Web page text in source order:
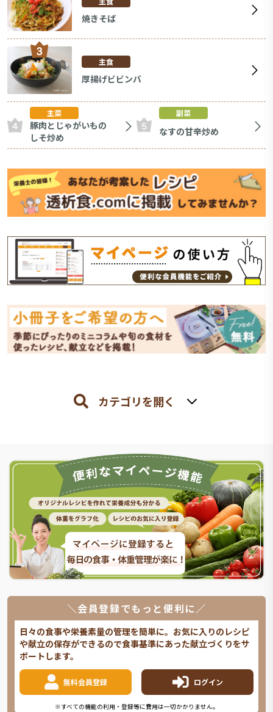
焼きそば
主食
厚揚げビビンバ
主菜
豚肉とじゃがいもの
しそ炒め
副菜
なすの甘辛炒め
カテゴリを開く
＼会員登録でもっと便利に／
日々の食事や栄養素量の管理を簡単に。お気に入りのレシピ
や献立の保存ができるので食事基準にあった献立づくりをサ
ポートします。
無料会員登録 ログイン
※すべての機能の利用・登録等に費用は一切かかりません。